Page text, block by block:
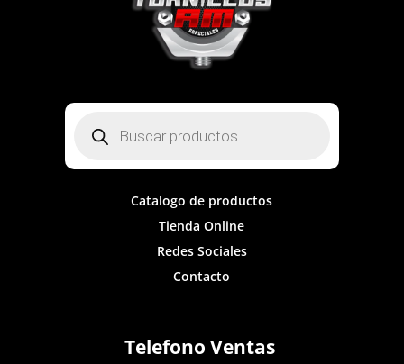
productos
Catalogo de productos
Tienda Online
Redes Sociales
Contacto
Telefono Ventas